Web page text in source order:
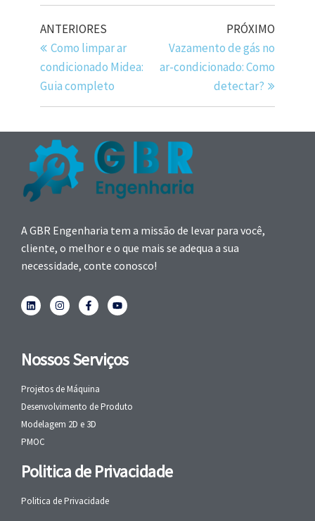
ANTERIORES
Como limpar ar
condicionado Midea:
Guia completo
PRÓXIMO
Vazamento de gás no
ar-condicionado: Como
detectar?
A GBR Engenharia tem a missão de levar para você,
cliente, o melhor e o que mais se adequa a sua
necessidade, conte conosco!
Nossos Serviços
Projetos de Máquina
Desenvolvimento de Produto
Modelagem 2D e 3D
PMOC
Politica de Privacidade
Politica de Privacidade